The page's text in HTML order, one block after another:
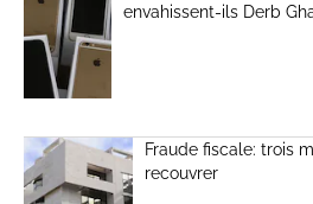
envahissent-ils Derb
Fraude fiscale: trois
recouvrer